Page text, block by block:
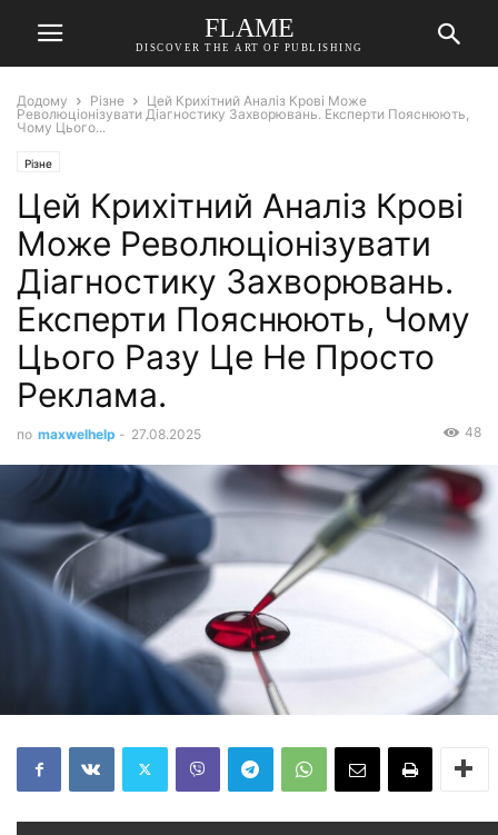
FLAME
DISCOVER THE ART OF PUBLISHING
Додому Різне
Цей Крихітний Аналіз Крові Може
Революціонізувати Діагностику Захворювань. Експерти Пояснюють,
Чому Цього...
Різне
Цей Крихітний Аналіз Крові
Може Революціонізувати
Діагностику Захворювань.
Експерти Пояснюють, Чому
Цього Разу Це Не Просто
Реклама.
по maxwelhelp - 27.08.2025 48